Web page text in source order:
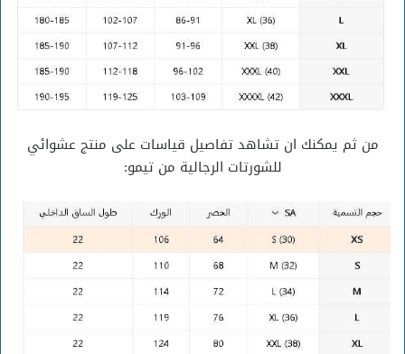
من ثم يمكنك ان تشاهد تفاصيل قياسات على منتج عشوائي
للشورتات الرجالية من تيمو: